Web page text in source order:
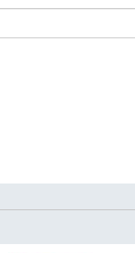
想变的区域固定住76
计账号重复次数，为
统计设备名称里带“螺
销售数量大于300的